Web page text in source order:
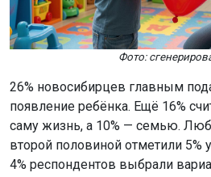
Фото:
26% новосибирцев главным
появление ребёнка. Ещё 16%
саму жизнь, а 10% — семью.
второй половиной отметили 5%
4% респондентов выбрали